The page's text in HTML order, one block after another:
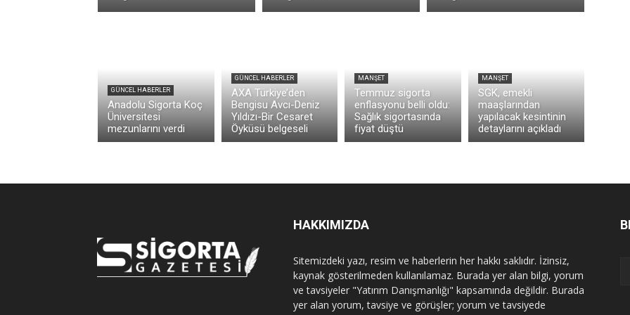
GÜNCEL HABERLER
Anadolu Sigorta Koç
Üniversitesi
mezunlarını verdi
GÜNCEL HABERLER
AXA Türkiye’den
Bengisu Avcı-Deniz
Yıldızı-Bir Cesaret
Öyküsü belgeseli
MANŞET
Temmuz sigorta
enflasyonu belli oldu:
Sağlık sigortasında
fiyat düştü
MANŞET
SGK, emekli
maaşlarından
yapılacak kesintinin
detaylarını açıkladı
HAKKIMIZDA
Sitemizdeki yazı, resim ve haberlerin her hakkı saklıdır. İzinsiz,
kaynak gösterilmeden kullanılamaz. Burada yer alan bilgi, yorum
ve tavsiyeler "Yatırım Danışmanlığı" kapsamında değildir. Burada
yer alan yorum, tavsiye ve görüşler; yorum ve tavsiyede